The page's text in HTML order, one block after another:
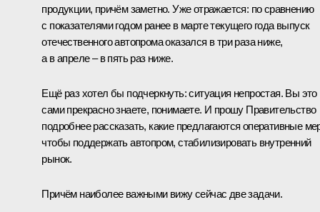
продукции, причём заметно. Уже отражается: по сравнению
с показателями годом ранее в марте текущего года выпуск
отечественного автопрома оказался в три раза ниже,
а в апреле – в пять раз ниже.
Ещё раз хотел бы подчеркнуть: ситуация непростая. Вы это
сами прекрасно знаете, понимаете. И прошу Правительство
подробнее рассказать, какие предлагаются оперативные
чтобы поддержать автопром, стабилизировать внутренний
рынок.
Причём наиболее важными вижу сейчас две задачи.